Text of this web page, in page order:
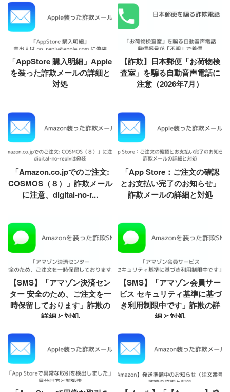
「AppStore 購入明細」Apple
を装った詐欺メールの詳細と
対処
【詐欺】日本郵便「お荷物検
査室」を騙る自動音声電話に
注意（2026年7月）
「Amazon.co.jpでのご注文:
COSMOS（８）」詐欺メール
に注意、digital-no-r...
「App Store：ご注文の確認
とお支払い完了のお知らせ」
詐欺メールの詳細と対処
【SMS】「アマゾン決済セン
ター 安全のため、ご注文を一
時保留しております」詐欺の
詳細と対処
【SMS】「アマゾン会員サー
ビス セキュリティ基準に基づ
き利用制限中です」詐欺の詳
細と対処